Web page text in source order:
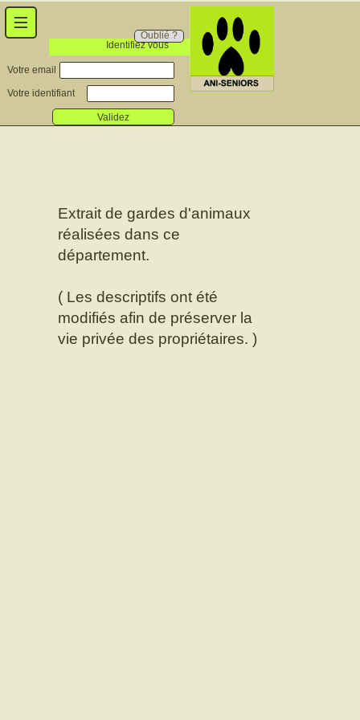
Identifiez vous
Oublié ?
Votre email
Votre identifiant
Validez
Extrait de gardes d'animaux
réalisées dans ce
département.
( Les descriptifs ont été
modifiés afin de préserver la
vie privée des propriétaires. )